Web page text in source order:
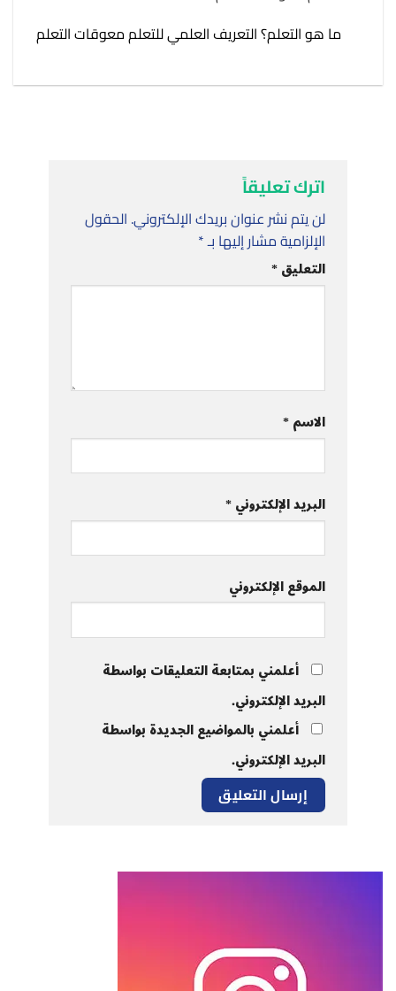
ما هو التعلم؟ التعريف العلمي للتعلم معوقات التعلم
اترك تعليقاً
لن يتم نشر عنوان بريدك الإلكتروني. الحقول
الإلزامية مشار إليها بـ*
التعليق*
الاسم*
البريد الإلكتروني*
الموقع الإلكتروني
أعلمني بمتابعة التعليقات بواسطة
البريد الإلكتروني.
أعلمني بالمواضيع الجديدة بواسطة
البريد الإلكتروني.